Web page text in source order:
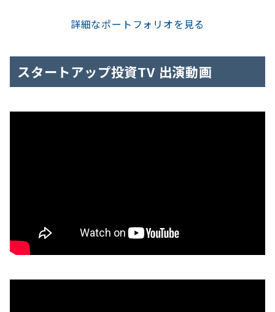
詳細なポートフォリオを見る
スタートアップ投資TV 出演動画